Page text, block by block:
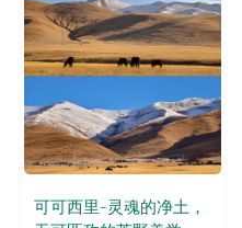
可可西里-灵魂的净土，